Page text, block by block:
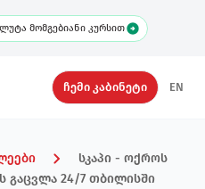
მომგებიანი კურსით
Secondary
Navigation
ჩემი კაბინეტი EN
სკაპი - ოქროს
24/7 თბილისში